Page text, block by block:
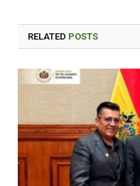
RELATED POSTS